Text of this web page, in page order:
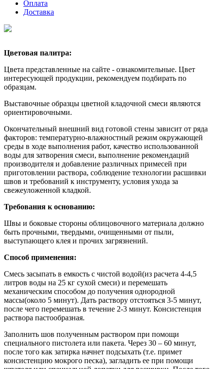
Оплата
Доставка
Цветовая палитра:
Цвета представленные на сайте - ознакомительные. Цвет
интересующей продукции, рекомендуем подбирать по
образцам.
Выставочные образцы цветной кладочной смеси являются
ориентировочными.
Окончательный внешний вид готовой стены зависит от ряда
факторов: температурно-влажностный режим окружающей
среды в ходе выполнения работ, качество использованной
воды для затворения смеси, выполнение рекомендаций
производителя и добавление различных примесей при
приготовлении раствора, соблюдение технологии расшивки
швов и требований к инструменту, условия ухода за
свежеуложенной кладкой.
Требования к основанию:
Швы и боковые стороны облицовочного материала должно
быть прочными, твердыми, очищенными от пыли,
выступающего клея и прочих загрязнений.
Способ применения:
Смесь засыпать в емкость с чистой водой(из расчета 4-4,5
литров воды на 25 кг сухой смеси) и перемешать
механическим способом до получения однородной
массы(около 5 минут). Дать раствору отстояться 3-5 минут,
после чего перемешать в течение 2-3 минут. Консистенция
раствора пастообразная.
Заполнить шов полученным раствором при помощи
специального пистолета или пакета. Через 30 – 60 минут,
после того как затирка начнет подсыхать (т.е. примет
консистенцию мокрого песка), загладить ее при помощи